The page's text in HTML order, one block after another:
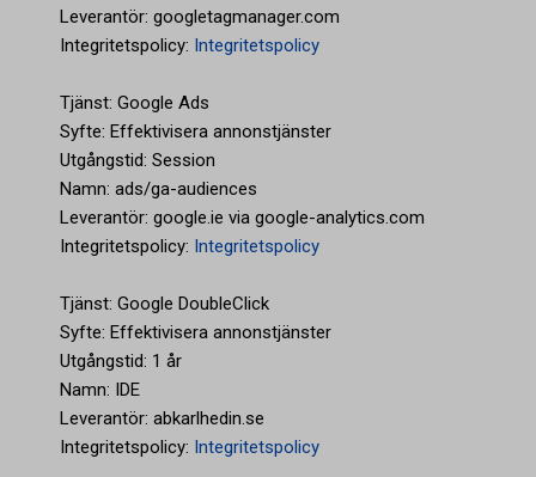
Leverantör: googletagmanager.com
Integritetspolicy: Integritetspolicy
Tjänst: Google Ads
Syfte: Effektivisera annonstjänster
Utgångstid: Session
Namn: ads/ga-audiences
Leverantör: google.ie via google-analytics.com
Integritetspolicy: Integritetspolicy
Tjänst: Google DoubleClick
Syfte: Effektivisera annonstjänster
Utgångstid: 1 år
Namn: IDE
Leverantör: abkarlhedin.se
Integritetspolicy: Integritetspolicy